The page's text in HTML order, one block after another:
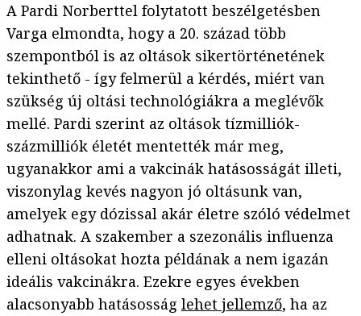
A Pardi Norberttel folytatott beszélgetésben
Varga elmondta, hogy a 20. század több
szempontból is az oltások sikertörténetének
tekinthető - így felmerül a kérdés, miért van
szükség új oltási technológiákra a meglévők
mellé. Pardi szerint az oltások tízmilliók-
százmilliók életét mentették már meg,
ugyanakkor ami a vakcinák hatásosságát illeti,
viszonylag kevés nagyon jó oltásunk van,
amelyek egy dózissal akár életre szóló védelmet
adhatnak. A szakember a szezonális influenza
elleni oltásokat hozta példának a nem igazán
ideális vakcinákra. Ezekre egyes években
alacsonyabb hatásosság lehet jellemző, ha az